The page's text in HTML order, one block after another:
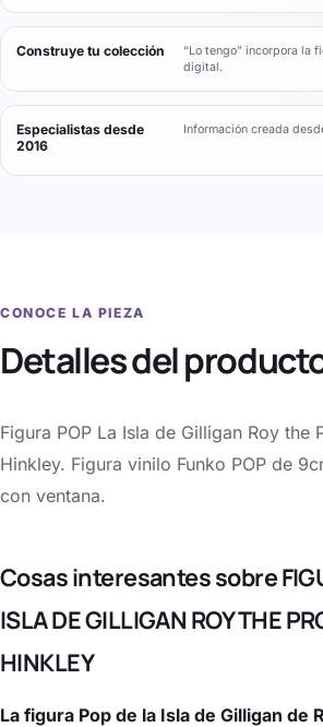
Construye tu colección
“Lo tengo” incorpora la
digital.
Especialistas desde
2016
Información creada
CONOCE LA PIEZA
Detalles del
Figura POP La Isla de Gilligan Roy the
Hinkley. Figura vinilo Funko POP de
con ventana.
Cosas interesantes sobre
ISLA DE GILLIGAN ROY THE
HINKLEY
La figura Pop de la Isla de Gilligan de